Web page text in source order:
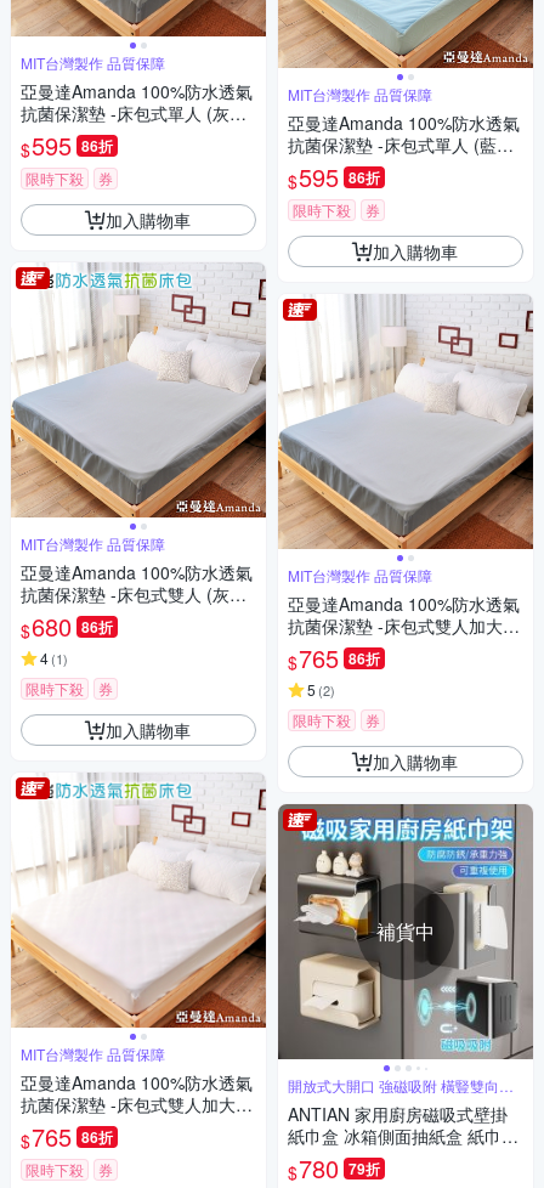
MIT台灣製作 品質保障
亞曼達Amanda 100%防水透氣
抗菌保潔墊 -床包式單人 (灰色)
-快速到貨
$595 86折
限時下殺 券
加入購物車
MIT台灣製作 品質保障
亞曼達Amanda 100%防水透氣
抗菌保潔墊 -床包式雙人 (灰色)
-快速到貨
$680 86折
4(1)
限時下殺 券
加入購物車
MIT台灣製作 品質保障
亞曼達Amanda 100%防水透氣
抗菌保潔墊 -床包式雙人加大
(白色) -快速到貨
$765 86折
限時下殺 券
MIT台灣製作 品質保障
亞曼達Amanda 100%防水透氣
抗菌保潔墊 -床包式單人 (藍色)
-快速到貨
$595 86折
限時下殺 券
加入購物車
MIT台灣製作 品質保障
亞曼達Amanda 100%防水透氣
抗菌保潔墊 -床包式雙人加大
(灰色) -快速到貨
$765 86折
5 (2)
限時下殺 券
加入購物車
補貨中
開放式大開口 強磁吸附 橫豎雙向擺
放
ANTIAN 家用廚房磁吸式壁掛
紙巾盒 冰箱側面抽紙盒 紙巾架
紙巾收納盒 濕紙巾盒
$780 79折